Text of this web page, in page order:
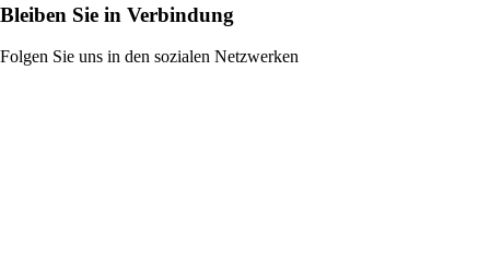
Bleiben Sie in Verbindung
Folgen Sie uns in den sozialen Netzwerken